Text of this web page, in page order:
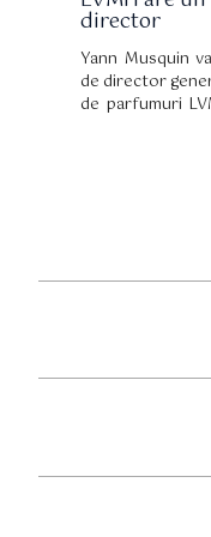
contemporane.
director
Yann Musquin
de director
de parfumuri